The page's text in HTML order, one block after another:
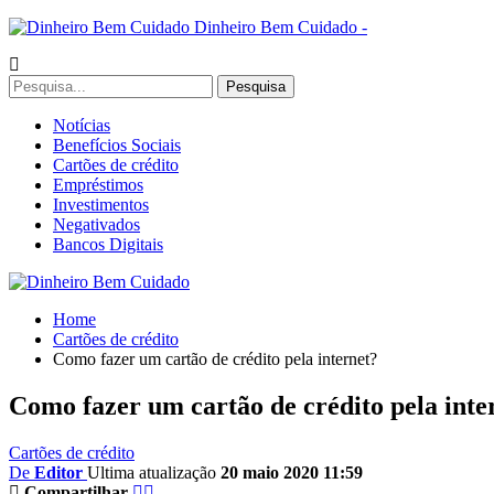
Dinheiro Bem Cuidado -
Notícias
Benefícios Sociais
Cartões de crédito
Empréstimos
Investimentos
Negativados
Bancos Digitais
Home
Cartões de crédito
Como fazer um cartão de crédito pela internet?
Como fazer um cartão de crédito pela
Cartões de crédito
De Editor Ultima atualização 20 maio 2020 11:59